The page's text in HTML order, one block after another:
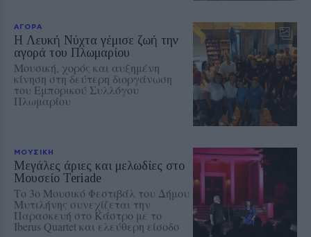
ΑΓΟΡΑ
Η Λευκή Νύχτα γέμισε ζωή την
αγορά του Πλωμαρίου
Μουσική, χορός και αυξημένη
κίνηση στη δεύτερη διοργάνωση
του Εμπορικού Συλλόγου
Πλωμαρίου
ΜΟΥΣΙΚΗ
Μεγάλες άριες και μελωδίες στο
Μουσείο Teriade
Το 3ο Μουσικό Φεστιβάλ του Δήμου
Μυτιλήνης συνεχίζεται την
Παρασκευή στο Κάστρο με το
Iberus Quartet και ελεύθερη είσοδο